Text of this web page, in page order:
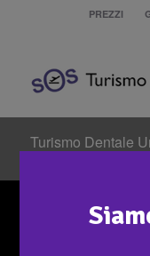
PREZZI
Turismo Dentale